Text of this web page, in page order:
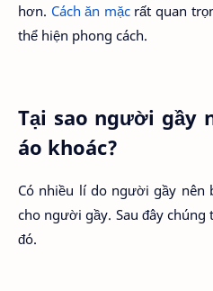
hơn. Cách ăn mặcrất quan
thể hiện phong cách.
Tại sao người gầy
áo khoác?
Có nhiều lí do người gầy nên
cho người gầy. Sau đây
đó.